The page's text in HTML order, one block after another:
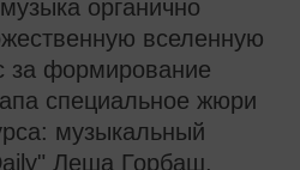
органично
вселенную
за формирование
специальное жюри
музыкальный
Леша Горбаш,